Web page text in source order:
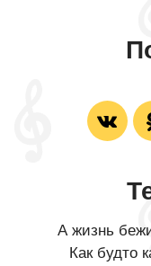
А жизнь
Как будто